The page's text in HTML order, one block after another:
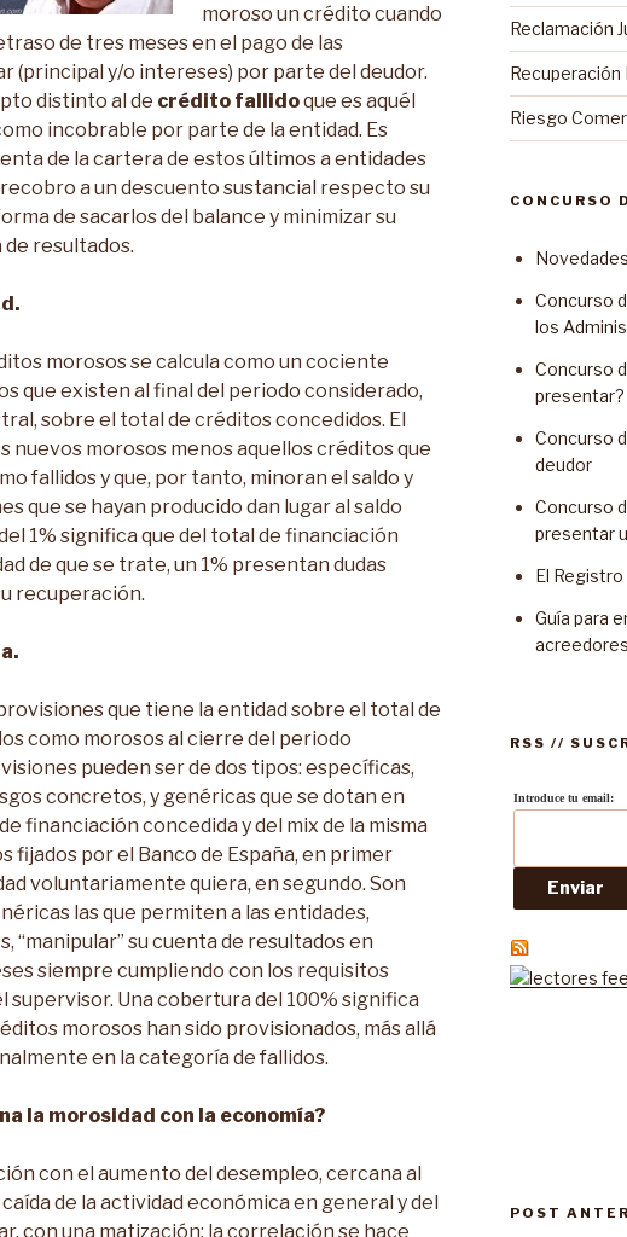
moroso un crédito cuando
de tres meses en el pago de las
(principal y/o intereses) por parte del deudor.
distinto al de crédito fallidoque es aquél
incobrable por parte de la entidad. Es
de la cartera de estos últimos a entidades
a un descuento sustancial respecto su
de sacarlos del balance y minimizar su
resultados.
morosos se calcula como un cociente
que existen al final del periodo considerado,
sobre el total de créditos concedidos. El
nuevos morosos menos aquellos créditos que
fallidos y que, por tanto, minoran el saldo y
que se hayan producido dan lugar al saldo
1% significa que del total de financiación
de que se trate, un 1% presentan dudas
recuperación.
que tiene la entidad sobre el total de
como morosos al cierre del periodo
pueden ser de dos tipos: específicas,
concretos, y genéricas que se dotan en
financiación concedida y del mix de la misma
fijados por el Banco de España, en primer
voluntariamente quiera, en segundo. Son
las que permiten a las entidades,
“manipular” su cuenta de resultados en
siempre cumpliendo con los requisitos
supervisor. Una cobertura del 100% significa
morosos han sido provisionados, más allá
en la categoría de fallidos.
la morosidad con la economía?
con el aumento del desempleo, cercana al
de la actividad económica en general y del
con una matización: la correlación se hace
Reclamación
Recuperación
Riesgo
CONCURSO
Concurso
los
Concurso
presentar?
Concurso
deudor
Concurso
presentar
El
Guía para
acreedores
RSS //
Introduce tu email:
POST